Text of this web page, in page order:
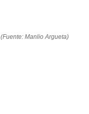
(Fuente: Manlio Argueta)